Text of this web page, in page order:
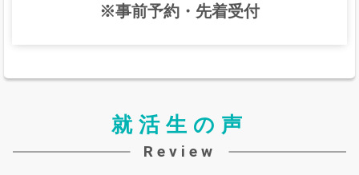
※事前予約・先着受付
就活生の声
Review